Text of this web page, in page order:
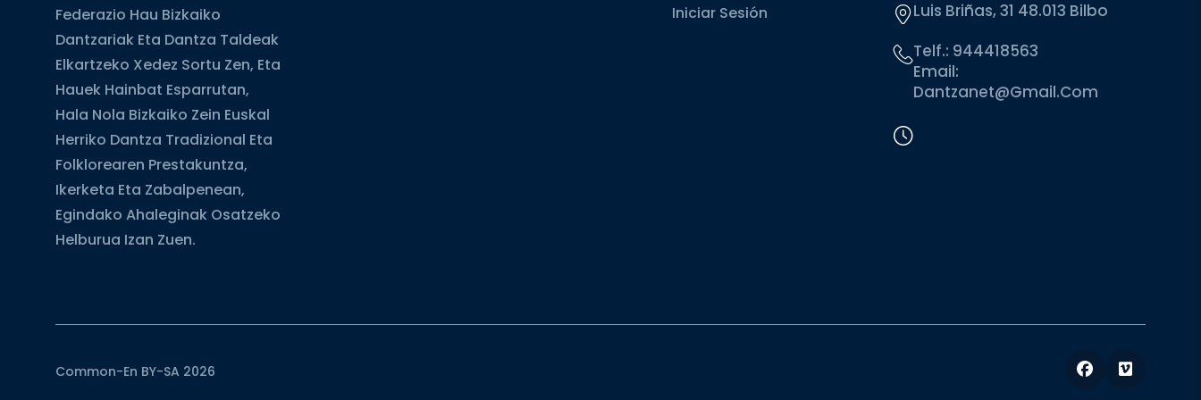
Federazio Hau Bizkaiko
Dantzariak Eta Dantza Taldeak
Elkartzeko Xedez Sortu Zen, Eta
Hauek Hainbat Esparrutan,
Hala Nola Bizkaiko Zein Euskal
Herriko Dantza Tradizional Eta
Folklorearen Prestakuntza,
Ikerketa Eta Zabalpenean,
Egindako Ahaleginak Osatzeko
Helburua Izan Zuen.
Iniciar Sesión
Luis Briñas, 31 48.013 Bilbo
Telf.: 944418563
Email:
Dantzanet@gmail.com
Common-En BY-SA 2026 Facebook
Vimeo